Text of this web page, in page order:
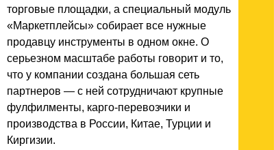
торговые площадки, а специальный модуль
«Маркетплейсы» собирает все нужные
продавцу инструменты в одном окне. О
серьезном масштабе работы говорит и то,
что у компании создана большая сеть
партнеров — с ней сотрудничают крупные
фулфилменты, карго-перевозчики и
производства в России, Китае, Турции и
Киргизии.